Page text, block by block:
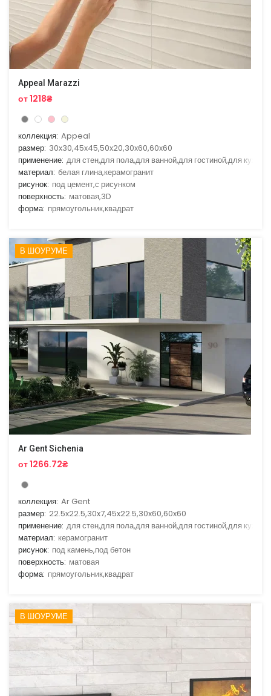
Appeal Marazzi
от 1218₴
коллекция: Appeal
размер: 30x30,45x45,50x20,30x60,60x60
применение: для стен,для пола,для ванной,для гостиной,для кухни
материал: белая глина,керамогранит
рисунок: под цемент,с рисунком
поверхность: матовая,3D
форма: прямоугольник,квадрат
В ШОУРУМЕ
Ar Gent Sichenia
от 1266.72₴
коллекция: Ar Gent
размер: 22.5x22.5,30x7,45x22.5,30x60,60x60
применение: для стен,для пола,для ванной,для гостиной,для кухни
материал: керамогранит
рисунок: под камень,под бетон
поверхность: матовая
форма: прямоугольник,квадрат
В ШОУРУМЕ